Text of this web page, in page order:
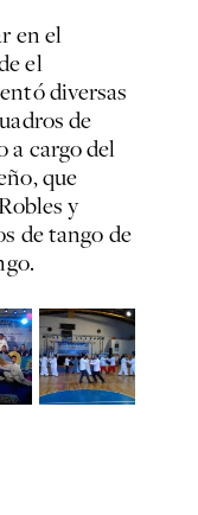
en el
el
diversas
de
a cargo del
que
y
de tango de